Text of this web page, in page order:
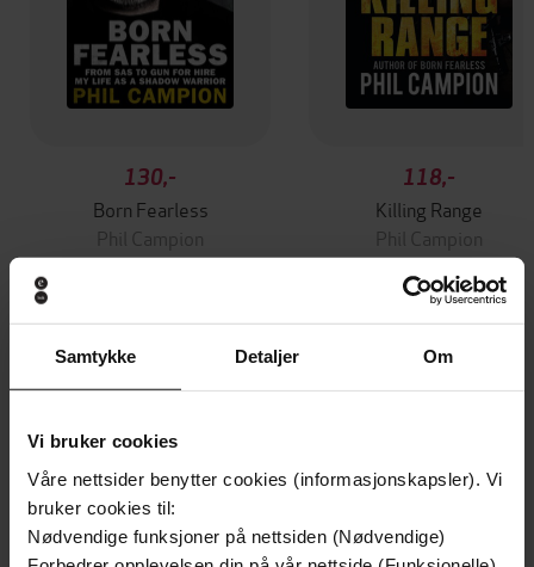
Samtykke Detaljer Om
Vi bruker cookies
Våre nettsider benytter cookies (informasjonskapsler). Vi
bruker cookies til:
Nødvendige funksjoner på nettsiden (Nødvendige)
130,-
Born Fearless
Phil Campion
118,-
Killing Range
Phil Campion
Andre har også kjøpt
Vinner av Rivertonprisen
Første gang på tilbud